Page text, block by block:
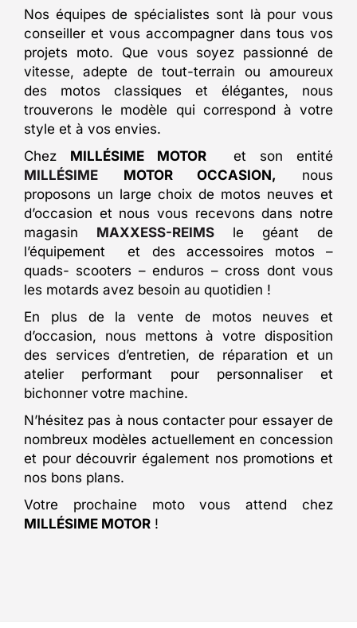
Nos équipes de spécialistes sont là pour vous
conseiller et vous accompagner dans tous vos
projets moto. Que vous soyez passionné de
vitesse, adepte de tout-terrain ou amoureux
des motos classiques et élégantes, nous
trouverons le modèle qui correspond à votre
style et à vos envies.
Chez MILLÉSIME MOTOR et son entité
MILLÉSIME
MOTOR OCCASION,
nous
proposons un large choix de motos neuves et
d’occasion et nous vous recevons dans notre
magasin MAXXESS-REIMS le géant de
l’équipement et des accessoires motos –
quads- scooters – enduros – cross dont vous
les motards avez besoin au quotidien !
En plus de la vente de motos neuves et
d’occasion, nous mettons à votre disposition
des services d’entretien, de réparation et un
atelier performant pour personnaliser et
bichonner votre machine.
N’hésitez pas à nous contacter pour essayer de
nombreux modèles actuellement en concession
et pour découvrir également nos promotions et
nos bons plans.
Votre prochaine moto vous attend chez
MILLÉSIME MOTOR !